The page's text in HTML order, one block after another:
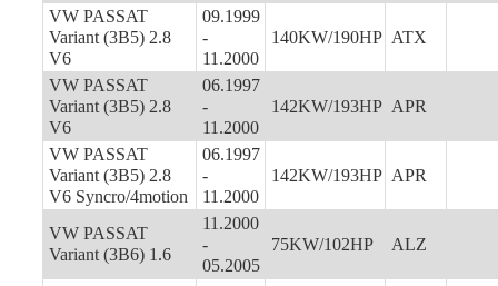
VW PASSAT
Variant (3B5) 2.8
V6
09.1999
-
11.2000
140KW/190HP ATX
VW PASSAT
Variant (3B5) 2.8
V6
06.1997
-
11.2000
142KW/193HP APR
VW PASSAT
Variant (3B5) 2.8
V6 Syncro/4motion
06.1997
-
11.2000
142KW/193HP APR
VW PASSAT
Variant (3B6) 1.6
11.2000
-
05.2005
75KW/102HP ALZ